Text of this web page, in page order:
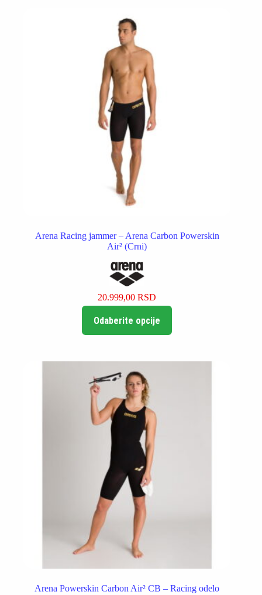
mogu
biti
izabrane
na
stranici
proizvoda.
Arena Racing jammer – Arena Carbon Powerskin
Air² (Crni)
20.999,00RSD
Odaberite opcije
proizvod
Opcije
mogu
biti
izabrane
na
stranici
proizvoda.
Arena Powerskin Carbon Air² CB – Racing odelo